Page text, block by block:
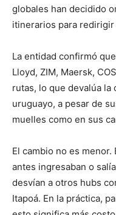
globales han decidido
itinerarios para redirigir
La entidad confirmó
Lloyd, ZIM, Maersk,
rutas, lo que devalúa
uruguayo, a pesar de
muelles como en sus
El cambio no es
antes ingresaban o
desvían a otros hubs
Itapoá. En la práctica,